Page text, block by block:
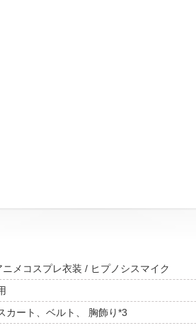
ニメコスプレ衣装 / ヒプノシスマイク
カート、ベルト、 胸飾り*3